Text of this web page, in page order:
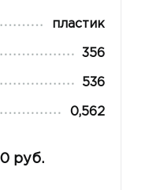
пластик
356
536
0,562
руб.